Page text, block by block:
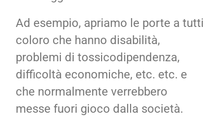
Ad esempio, apriamo le porte a tutti
coloro che hanno disabilità,
problemi di tossicodipendenza,
difficoltà economiche, etc. etc. e
che normalmente verrebbero
messe fuori gioco dalla società.